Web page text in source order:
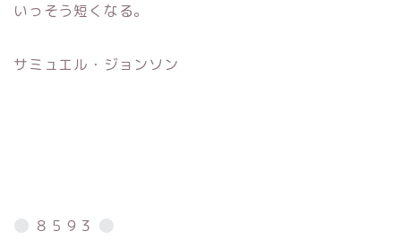
いっそう短くなる。
サミュエル・ジョンソン
８５９３